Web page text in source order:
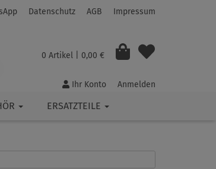
Datenschutz AGB Impressum
0 Artikel | 0,00 €
Ihr Konto Anmelden
ERSATZTEILE